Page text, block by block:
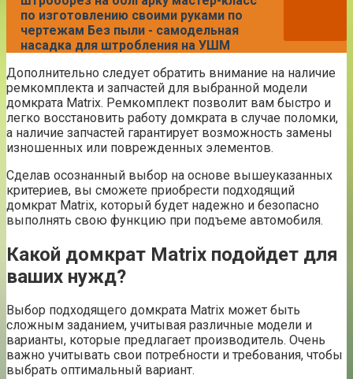
по изготовлению своими руками по
чертежам Без пыли - самодельная
насадка для штробления на УШМ
Дополнительно следует обратить внимание на наличие
ремкомплекта и запчастей для выбранной модели
домкрата Matrix. Ремкомплект позволит вам быстро и
легко восстановить работу домкрата в случае поломки,
а наличие запчастей гарантирует возможность замены
изношенных или поврежденных элементов.
Сделав осознанный выбор на основе вышеуказанных
критериев, вы сможете приобрести подходящий
домкрат Matrix, который будет надежно и безопасно
выполнять свою функцию при подъеме автомобиля.
Какой домкрат Matrix подойдет для
ваших нужд?
Выбор подходящего домкрата Matrix может быть
сложным заданием, учитывая различные модели и
варианты, которые предлагает производитель. Очень
важно учитывать свои потребности и требования, чтобы
выбрать оптимальный вариант.